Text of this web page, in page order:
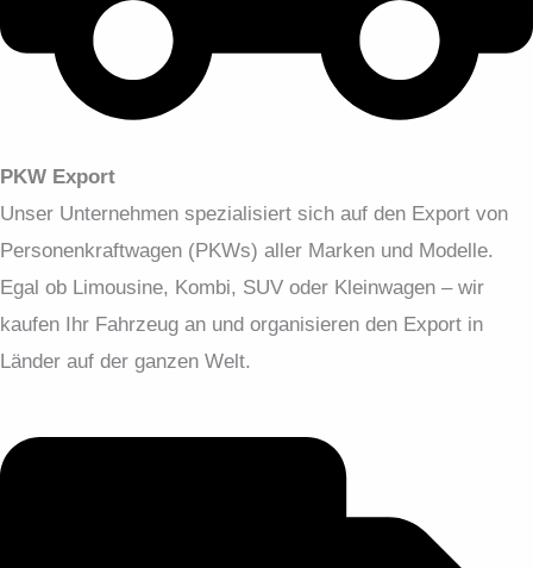
PKW Export
Unser Unternehmen spezialisiert sich auf den Export von
Personenkraftwagen (PKWs) aller Marken und Modelle.
Egal ob Limousine, Kombi, SUV oder Kleinwagen – wir
kaufen Ihr Fahrzeug an und organisieren den Export in
Länder auf der ganzen Welt.